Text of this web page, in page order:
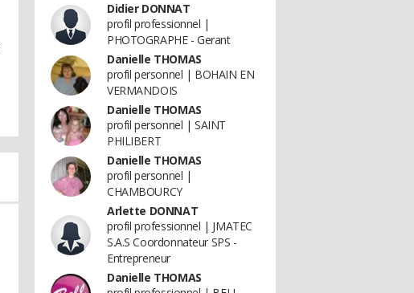
Didier DONNAT
profil professionnel |
PHOTOGRAPHE - Gerant
Danielle THOMAS
profil personnel | BOHAIN EN
VERMANDOIS
Danielle THOMAS
profil personnel | SAINT
PHILIBERT
Danielle THOMAS
profil personnel |
CHAMBOURCY
Arlette DONNAT
profil professionnel | JMATEC
S.A.S Coordonnateur SPS -
Entrepreneur
Danielle THOMAS